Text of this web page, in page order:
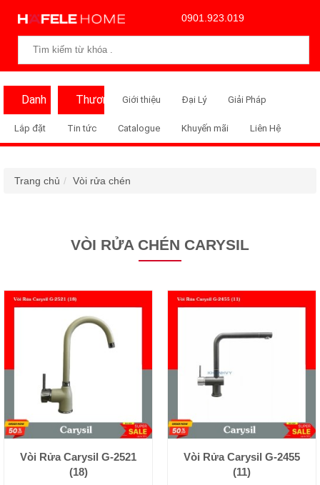
0901.923.019
Danh
Mục
Thương
Hiệu
Giới thiệu Đại Lý Giải Pháp
Lắp đặt Tin tức Catalogue Khuyến mãi Liên Hệ
Trang chủ Vòi rửa chén
VÒI RỬA CHÉN CARYSIL
Vòi Rửa Carysil G-2521
(18)
Vòi Rửa Carysil G-2455
(11)